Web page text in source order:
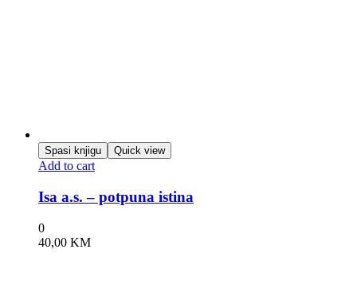
Spasi knjigu Quick view
Add to cart
Isa a.s. – potpuna istina
0
40,00 KM